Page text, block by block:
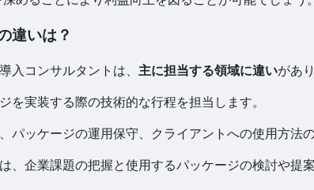
違いは？
入コンサルタントは、 主に担当する領域に違いがあ
を実装する際の技術的な行程を担当します。
パッケージの運用保守、クライアントへの使用方法
、企業課題の把握と使用するパッケージの検討や提